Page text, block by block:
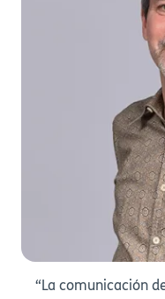
“La comunicación